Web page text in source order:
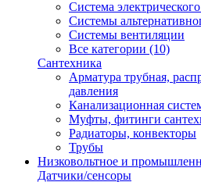
Система
Системы
Системы вентиляции
Все категории (10)
Сантехника
Арматура трубная,
давления
Канализационная
Муфты, фитинги
Радиаторы, конвекторы
Трубы
Низковольтное и
Датчики/сенсоры